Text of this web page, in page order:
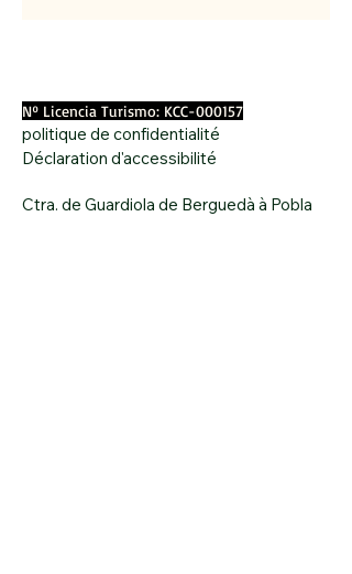
Nº Licencia Turismo: KCC-000157
politique de confidentialité
Déclaration d'accessibilité
Ctra. de Guardiola de Berguedà à Pobla